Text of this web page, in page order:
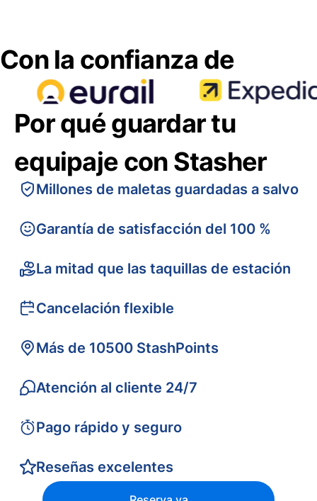
Con la confianza de
Por qué guardar tu
equipaje con Stasher
Millones de maletas guardadas a salvo
Garantía de satisfacción del 100 %
La mitad que las taquillas de estación
Cancelación flexible
Más de 10500 StashPoints
Atención al cliente 24/7
Pago rápido y seguro
Reseñas excelentes